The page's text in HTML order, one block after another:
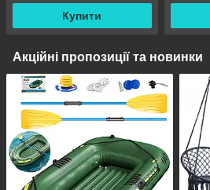
Купити
Акційні пропозиції та новинки